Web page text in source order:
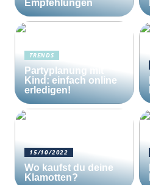
Empfehlungen
TRENDS
Partyplanung mit
Kind: einfach online
erledigen!
15/10/2022
Wo kaufst du deine
Klamotten?